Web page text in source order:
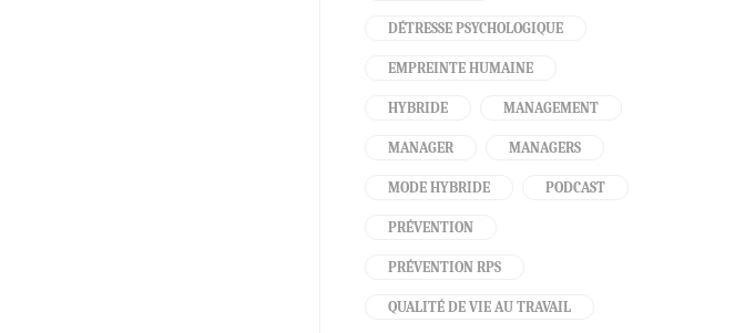
DÉTRESSE PSYCHOLOGIQUE
EMPREINTE HUMAINE
HYBRIDE MANAGEMENT
MANAGER MANAGERS
MODE HYBRIDE PODCAST
PRÉVENTION
PRÉVENTION RPS
QUALITÉ DE VIE AU TRAVAIL